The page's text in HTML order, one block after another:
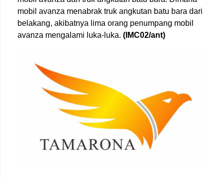
mobil avanza menabrak truk angkutan batu bara dari
belakang, akibatnya lima orang penumpang mobil
avanza mengalami luka-luka. (IMC02/ant)